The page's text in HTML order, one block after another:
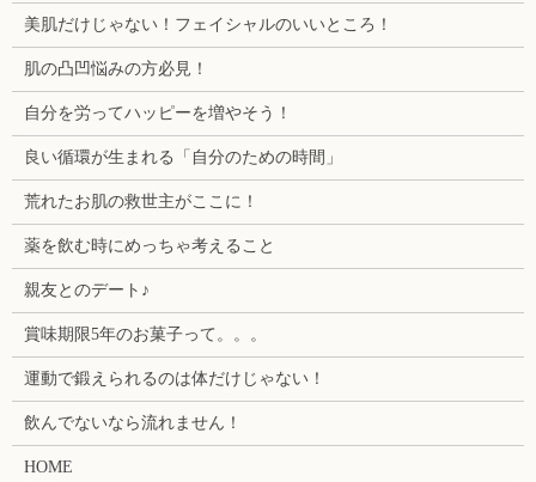
美肌だけじゃない！フェイシャルのいいところ！
肌の凸凹悩みの方必見！
自分を労ってハッピーを増やそう！
良い循環が生まれる「自分のための時間」
荒れたお肌の救世主がここに！
薬を飲む時にめっちゃ考えること
親友とのデート♪
賞味期限5年のお菓子って。。。
運動で鍛えられるのは体だけじゃない！
飲んでないなら流れません！
HOME